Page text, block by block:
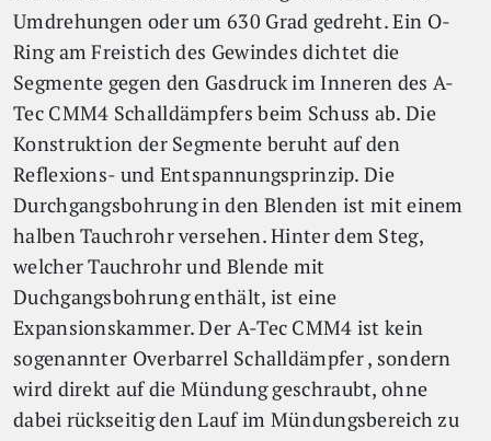
Umdrehungen oder um 630 Grad gedreht. Ein O-
Ring am Freistich des Gewindes dichtet die
Segmente gegen den Gasdruck im Inneren des A-
Tec CMM4 Schalldämpfers beim Schuss ab. Die
Konstruktion der Segmente beruht auf den
Reflexions- und Entspannungsprinzip. Die
Durchgangsbohrung in den Blenden ist mit einem
halben Tauchrohr versehen. Hinter dem Steg,
welcher Tauchrohr und Blende mit
Duchgangsbohrung enthält, ist eine
Expansionskammer. Der A-Tec CMM4 ist kein
sogenannter Overbarrel Schalldämpfer , sondern
wird direkt auf die Mündung geschraubt, ohne
dabei rückseitig den Lauf im Mündungsbereich zu